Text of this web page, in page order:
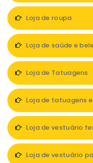
Loja de roupa
Loja de saúde e
Loja de Tatuagens
Loja de tatuagens
Loja de vestuário
Loja de vestuário